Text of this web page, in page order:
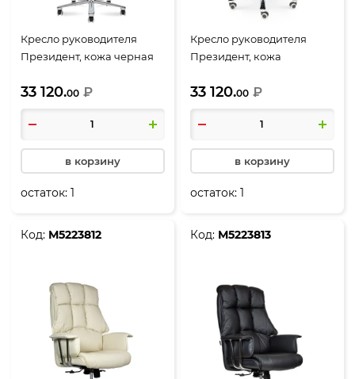
Кресло руководителя
Президент, кожа черная
33 120.00 ₽
в корзину
остаток:1
Кресло руководителя
Президент, кожа
33 120.00 ₽
в корзину
остаток:1
Код: М5223812 Код: М5223813